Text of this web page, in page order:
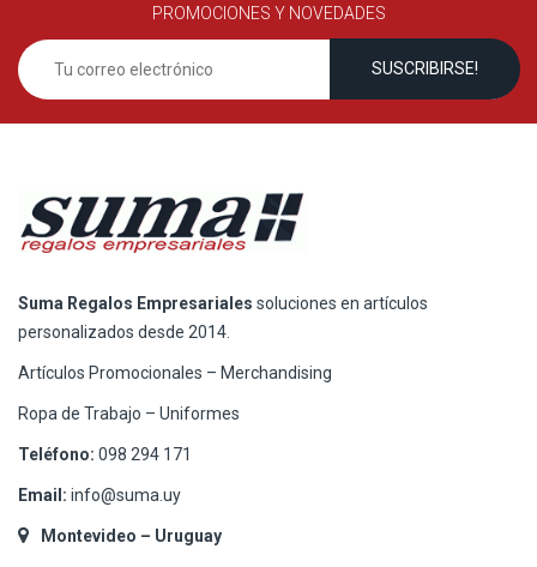
PROMOCIONES Y NOVEDADES
Suma Regalos Empresariales soluciones en artículos
personalizados desde 2014.
Artículos Promocionales – Merchandising
Ropa de Trabajo – Uniformes
Teléfono: 098 294 171
Email: info@suma.uy
Montevideo – Uruguay